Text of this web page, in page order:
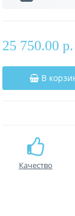
25 750.00 р.
В
Качество